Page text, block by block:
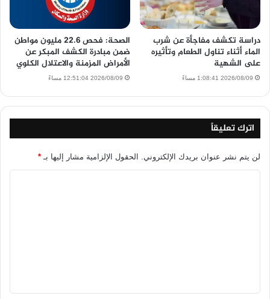
دراسة تكشف مفاجأة عن شرب
الماء أثناء تناول الطعام وتأثيره
على الشهية
2026/08/09 1:08:41 مساءً
الصحة: فحص 22.6 مليون مواطن
ضمن مبادرة الكشف المبكر عن
الأمراض المزمنة والاعتلال الكلوي
2026/08/09 12:51:04 مساءً
اترك تعليقاً
لن يتم نشر عنوان بريدك الإلكتروني. الحقول الإلزامية مشار إليها بـ *